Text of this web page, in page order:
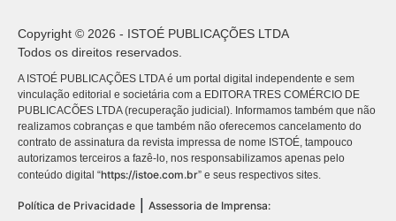
Copyright © 2026 - ISTOÉ PUBLICAÇÕES LTDA
Todos os direitos reservados.
A ISTOÉ PUBLICAÇÕES LTDA é um portal digital independente e sem
vinculação editorial e societária com a EDITORA TRES COMÉRCIO DE
PUBLICACÕES LTDA (recuperação judicial). Informamos também que não
realizamos cobranças e que também não oferecemos cancelamento do
contrato de assinatura da revista impressa de nome ISTOÉ, tampouco
autorizamos terceiros a fazê-lo, nos responsabilizamos apenas pelo
conteúdo digital “https://istoe.com.br” e seus respectivos sites.
Política de Privacidade | Assessoria de Imprensa: